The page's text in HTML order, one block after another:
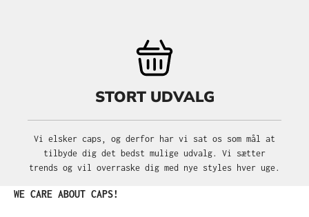
STORT UDVALG
Vi elsker caps, og derfor har vi sat os som mål at
tilbyde dig det bedst mulige udvalg. Vi sætter
trends og vil overraske dig med nye styles hver uge.
Spring produktgalleriet over
WE CARE ABOUT CAPS!